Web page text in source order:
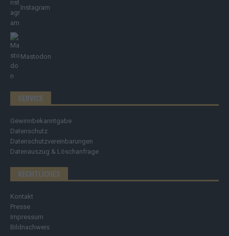
Instagram
Mastodon
SERVICE
Gewinnbekanntgabe
Datenschutz
Datenschutzvereinbarungen
Datenauszug & Löschanfrage
RECHTLICHES
Kontakt
Presse
Impressum
Bildnachweis